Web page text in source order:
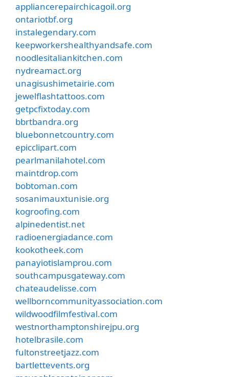
appliancerepairchicagoil.org
ontariotbf.org
instalegendary.com
keepworkershealthyandsafe.com
noodlesitaliankitchen.com
nydreamact.org
unagisushimetairie.com
jewelflashtattoos.com
getpcfixtoday.com
bbrtbandra.org
bluebonnetcountry.com
epicclipart.com
pearlmanilahotel.com
maintdrop.com
bobtoman.com
sosanimauxtunisie.org
kogroofing.com
alpinedentist.net
radioenergiadance.com
kookotheek.com
panayiotislamprou.com
southcampusgateway.com
chateaudelisse.com
wellborncommunityassociation.com
wildwoodfilmfestival.com
westnorthamptonshirejpu.org
hotelbrasile.com
fultonstreetjazz.com
bartlettevents.org